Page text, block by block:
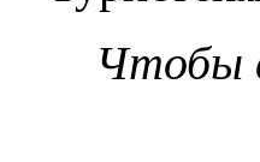
Чтобы